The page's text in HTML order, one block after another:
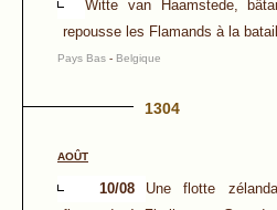
Witte van Haamstede,
repousse les Flamands à la
Pays Bas - Belgique
1304
AOÛT
10/08
Une flotte